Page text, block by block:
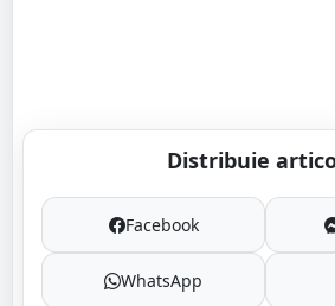
Distribuie
Facebook
WhatsApp